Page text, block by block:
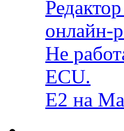
онлайн-
Не
ECU.
E2 на